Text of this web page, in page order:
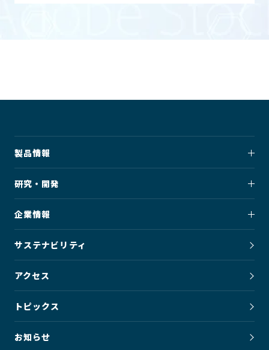
製品情報
研究・開発
企業情報
サステナビリティ
アクセス
トピックス
お知らせ